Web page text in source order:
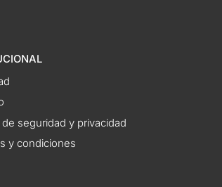
de seguridad y privacidad
y condiciones